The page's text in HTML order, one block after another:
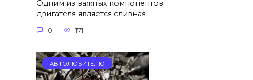
Одним из важных компонентов
двигателя является сливная
0 171
АВТОЛЮБИТЕЛЮ